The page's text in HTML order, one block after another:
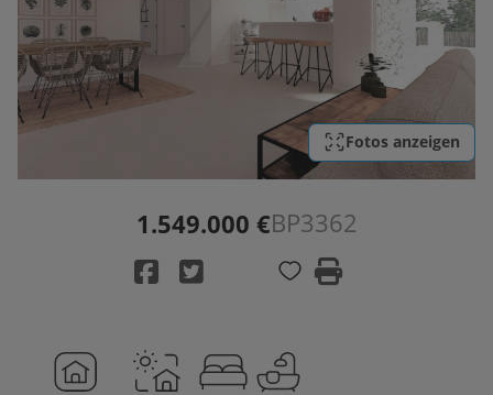
Fotos anzeigen
1.549.000 €BP3362